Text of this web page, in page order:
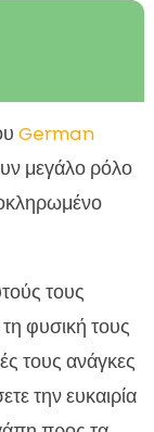
German
ράτσας
German
μεγάλο ρόλο
τους
φυσική τους
τους ανάγκες
την ευκαιρία